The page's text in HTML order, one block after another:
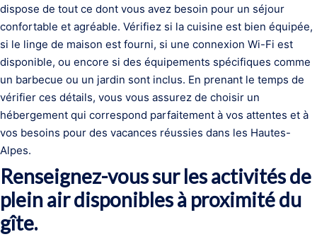
dispose de tout ce dont vous avez besoin pour un séjour
confortable et agréable. Vérifiez si la cuisine est bien équipée,
si le linge de maison est fourni, si une connexion Wi-Fi est
disponible, ou encore si des équipements spécifiques comme
un barbecue ou un jardin sont inclus. En prenant le temps de
vérifier ces détails, vous vous assurez de choisir un
hébergement qui correspond parfaitement à vos attentes et à
vos besoins pour des vacances réussies dans les Hautes-
Alpes.
Renseignez-vous sur les activités de
plein air disponibles à proximité du
gîte.